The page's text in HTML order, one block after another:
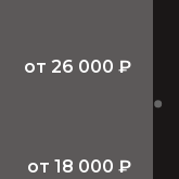
от 26 000 ₽
от 18 000 ₽